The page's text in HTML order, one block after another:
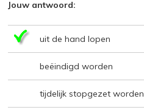
Jouw antwoord:
uit de hand lopen
beëindigd worden
tijdelijk stopgezet worden